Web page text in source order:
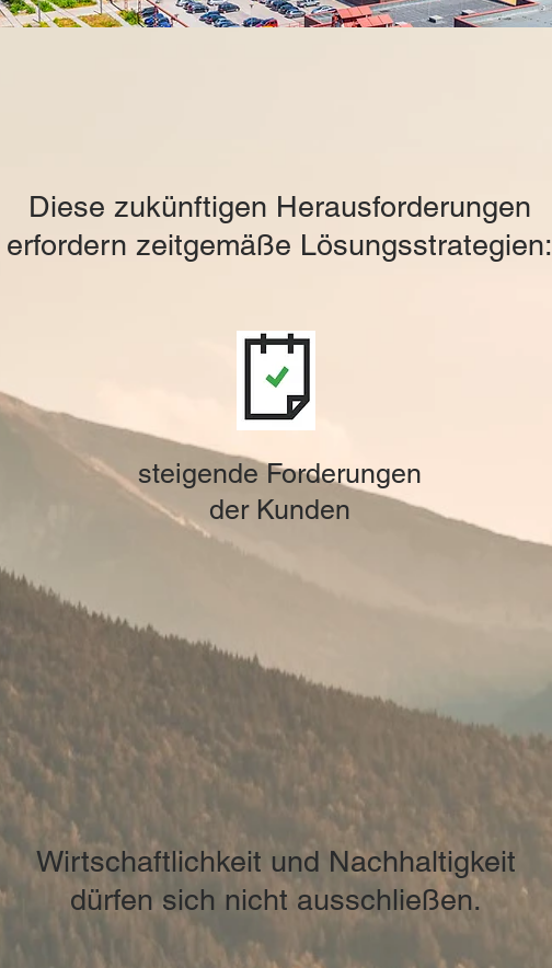
Diese zukünftigen Herausforderungen
erfordern zeitgemäße Lösungsstrategien:
steigende Forderungen
der Kunden
Wirtschaftlichkeit und Nachhaltigkeit
dürfen sich nicht ausschließen.